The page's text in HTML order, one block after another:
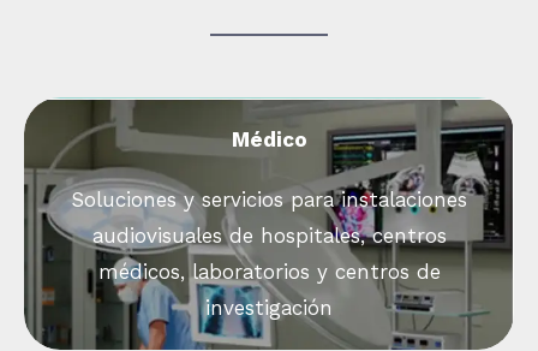
Médico
Soluciones y servicios para instalaciones
audiovisuales de hospitales, centros
médicos, laboratorios y centros de
investigación